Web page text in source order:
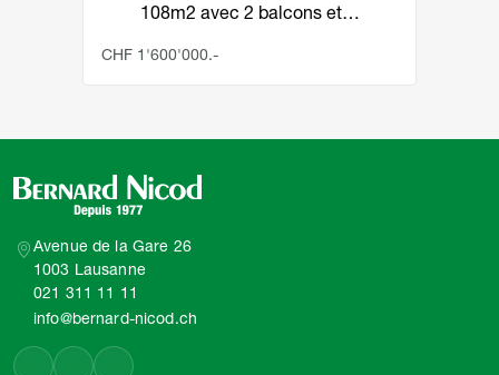
108m2 avec 2 balcons et…
CHF 1'600'000.-
Avenue de la Gare 26
1003 Lausanne
021 311 11 11
info@bernard-nicod.ch